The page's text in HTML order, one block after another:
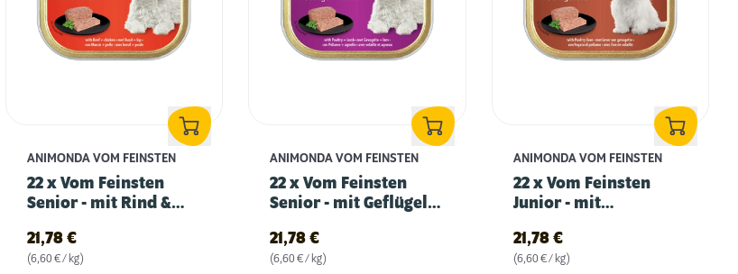
ANIMONDA VOM FEINSTEN
22 x Vom Feinsten
Senior - mit Rind &
21,78 €
(6,60 € / kg)
ANIMONDA VOM FEINSTEN
22 x Vom Feinsten
Senior - mit Geflügel &
21,78 €
(6,60 € / kg)
ANIMONDA VOM FEINSTEN
22 x Vom Feinsten
Junior - mit
21,78 €
(6,60 € / kg)